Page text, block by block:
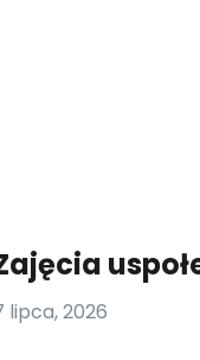
lipca, 2026